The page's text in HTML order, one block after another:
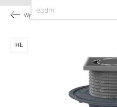
Wpusty i akcesoria
HL